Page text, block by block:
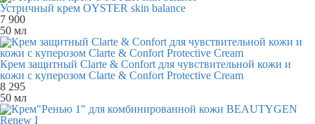
Устричный крем OYSTER skin balance
7 900
50 мл
Крем защитный Clarte & Confort для чувствительной кожи и
кожи с куперозом Clarte & Confort Protective Cream
8 295
50 мл